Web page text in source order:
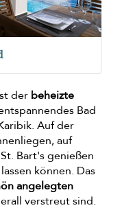
der beheizte
Bad
Auf der
auf
Bart's genießen
können. Das
angelegten
verstreut sind.